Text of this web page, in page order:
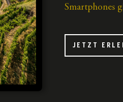
Smartphones
JETZT